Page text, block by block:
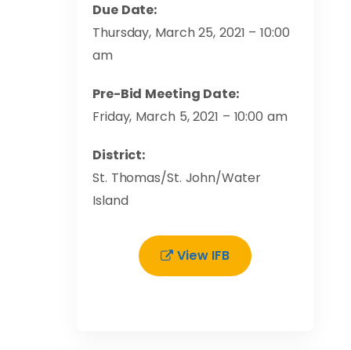
Due Date:
Thursday, March 25, 2021 – 10:00
am
Pre-Bid Meeting Date:
Friday, March 5, 2021 – 10:00 am
District:
St. Thomas/St. John/Water
Island
View IFB